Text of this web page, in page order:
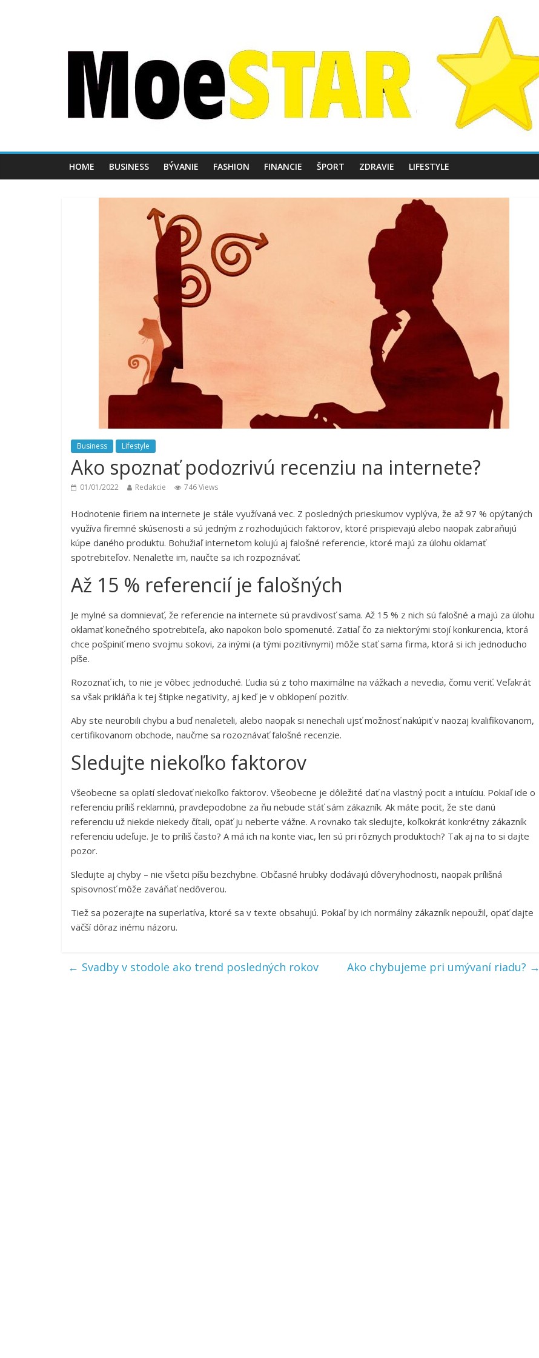
HOME BUSINESS BÝVANIE FASHION FINANCIE ŠPORT ZDRAVIE LIFESTYLE
Business Lifestyle
Ako spoznať podozrivú recenziu na internete?
01/01/2022 Redakcie 746 Views
Hodnotenie firiem na internete je stále využívaná vec. Z posledných prieskumov vyplýva, že až 97 % opýtaných
využíva firemné skúsenosti a sú jedným z rozhodujúcich faktorov, ktoré prispievajú alebo naopak zabraňujú
kúpe daného produktu. Bohužiaľ internetom kolujú aj falošné referencie, ktoré majú za úlohu oklamať
spotrebiteľov. Nenaleťte im, naučte sa ich rozpoznávať.
Až 15 % referencií je falošných
Je mylné sa domnievať, že referencie na internete sú pravdivosť sama. Až 15 % z nich sú falošné a majú za úlohu
oklamať konečného spotrebiteľa, ako napokon bolo spomenuté. Zatiaľ čo za niektorými stojí konkurencia, ktorá
chce pošpiniť meno svojmu sokovi, za inými (a tými pozitívnymi) môže stať sama firma, ktorá si ich jednoducho
píše.
Rozoznať ich, to nie je vôbec jednoduché. Ľudia sú z toho maximálne na vážkach a nevedia, čomu veriť. Veľakrát
sa však prikláňa k tej štipke negativity, aj keď je v obklopení pozitív.
Aby ste neurobili chybu a buď nenaleteli, alebo naopak si nenechali ujsť možnosť nakúpiť v naozaj kvalifikovanom,
certifikovanom obchode, naučme sa rozoznávať falošné recenzie.
Sledujte niekoľko faktorov
Všeobecne sa oplatí sledovať niekoľko faktorov. Všeobecne je dôležité dať na vlastný pocit a intuíciu. Pokiaľ ide o
referenciu príliš reklamnú, pravdepodobne za ňu nebude stáť sám zákazník. Ak máte pocit, že ste danú
referenciu už niekde niekedy čítali, opäť ju neberte vážne. A rovnako tak sledujte, koľkokrát konkrétny zákazník
referenciu udeľuje. Je to príliš často? A má ich na konte viac, len sú pri rôznych produktoch? Tak aj na to si dajte
pozor.
Sledujte aj chyby – nie všetci píšu bezchybne. Občasné hrubky dodávajú dôveryhodnosti, naopak prílišná
spisovnosť môže zaváňať nedôverou.
Tiež sa pozerajte na superlatíva, ktoré sa v texte obsahujú. Pokiaľ by ich normálny zákazník nepoužil, opäť dajte
väčší dôraz inému názoru.
← Svadby v stodole ako trend posledných rokov Ako chybujeme pri umývaní riadu? →